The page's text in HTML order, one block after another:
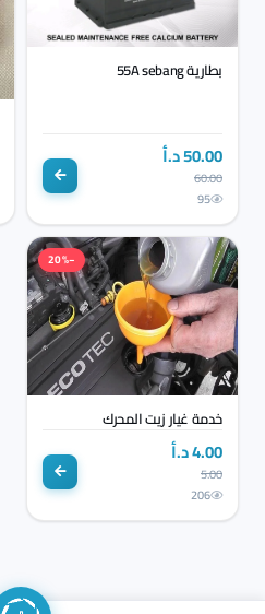
بطارية 55A sebang
50.00 د.أ
60.00
95
−20%
خدمة غيار زيت المحرك
4.00 د.أ
5.00
206